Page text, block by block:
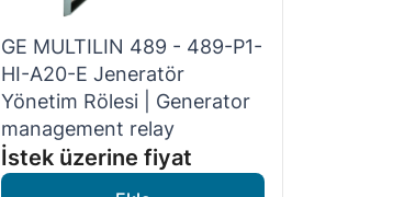
GE MULTILIN 489 - 489-P1-
HI-A20-E Jeneratör
Yönetim Rölesi | Generator
management relay
İstek üzerine fiyat